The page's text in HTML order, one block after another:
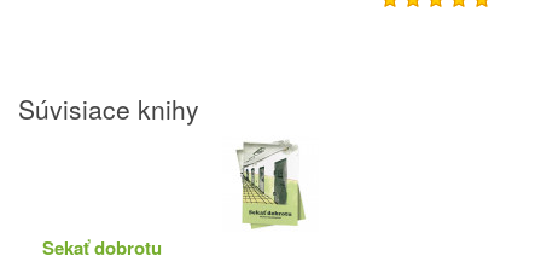
Súvisiace knihy
Sekať dobrotu